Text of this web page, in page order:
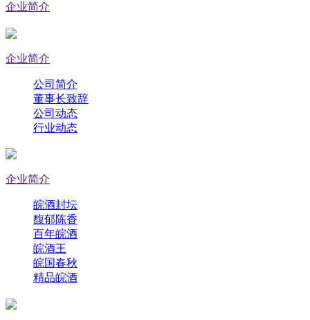
企业简介
企业简介
公司简介
董事长致辞
公司动态
行业动态
企业简介
皖酒封坛
馥郁陈香
百年皖酒
皖酒王
皖国春秋
精品皖酒